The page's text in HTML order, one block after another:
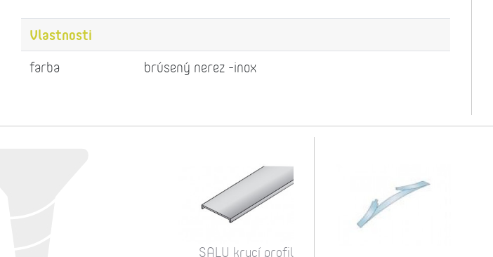
Vlastnosti
farba
brúsený nerez -inox
SALU krycí profil